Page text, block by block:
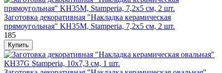
Заготовка декоративная "Накладка керамическая
прямоугольная" KH35M, Stamperia, 7,2х5 см, 2 шт.
185